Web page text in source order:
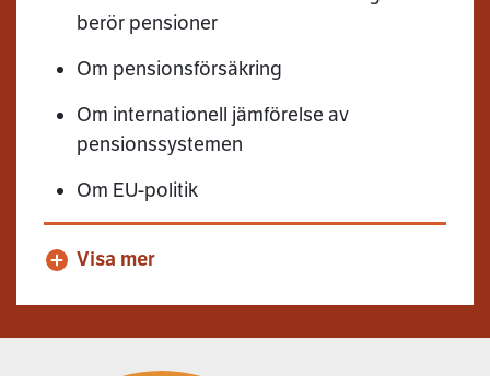
berör pensioner
Om pensionsförsäkring
Om internationell jämförelse av
pensionssystemen
Om EU-politik
Visa mer